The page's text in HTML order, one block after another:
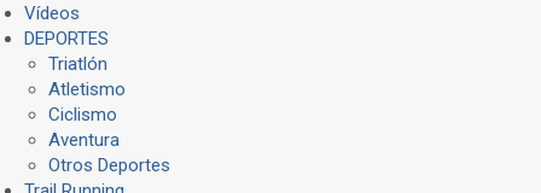
Vídeos
DEPORTES
Triatlón
Atletismo
Ciclismo
Aventura
Otros Deportes